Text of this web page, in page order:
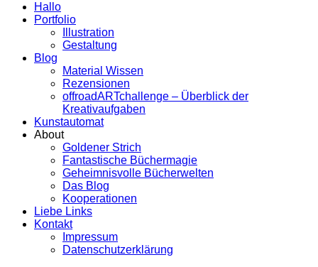
Hallo
Portfolio
Illustration
Gestaltung
Blog
Material Wissen
Rezensionen
offroadARTchallenge – Überblick der
Kreativaufgaben
Kunstautomat
About
Goldener Strich
Fantastische Büchermagie
Geheimnisvolle Bücherwelten
Das Blog
Kooperationen
Liebe Links
Kontakt
Impressum
Datenschutzerklärung